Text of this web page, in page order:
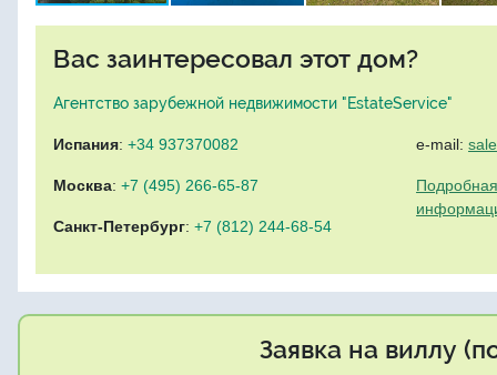
Вас заинтересовал этот дом?
Агентство зарубежной недвижимости "EstateService"
Испания: +34 937370082
Москва: +7 (495) 266-65-87
Санкт-Петербург: +7 (812) 244-68-54
e-mail:
Заявка на виллу